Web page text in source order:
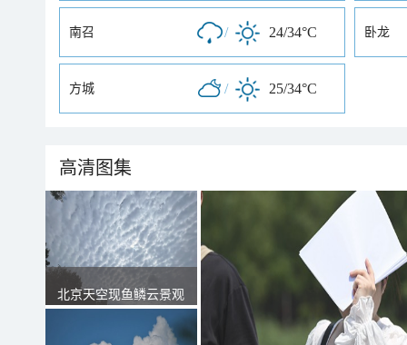
南召 / 24/34°C 卧龙
方城 / 25/34°C
高清图集
北京天空现鱼鳞云景观